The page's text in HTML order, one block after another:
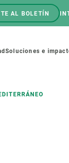
AL BOLETÍN
Soluciones e